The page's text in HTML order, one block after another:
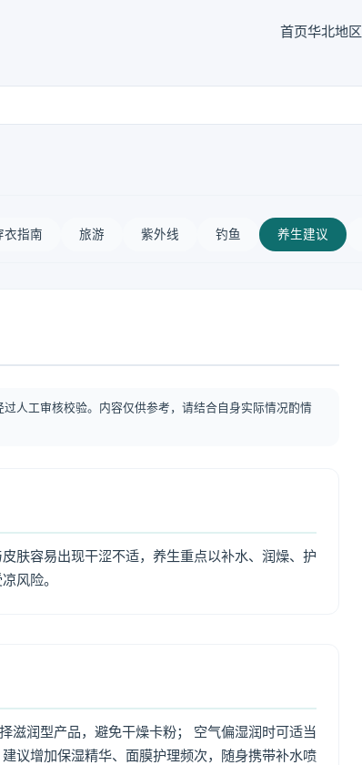
首页华北地区
衣指南 旅游 紫外线 钓鱼 养生建议
人工审核校验。内容仅供参考，请结合自身实际情况酌情
肤容易出现干涩不适，养生重点以补水、润燥、护
风险。
滋润型产品，避免干燥卡粉； 空气偏湿润时可适当
议增加保湿精华、面膜护理频次，随身携带补水喷